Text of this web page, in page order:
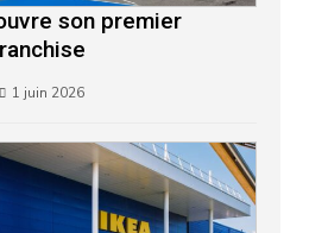
son premier
1 juin 2026